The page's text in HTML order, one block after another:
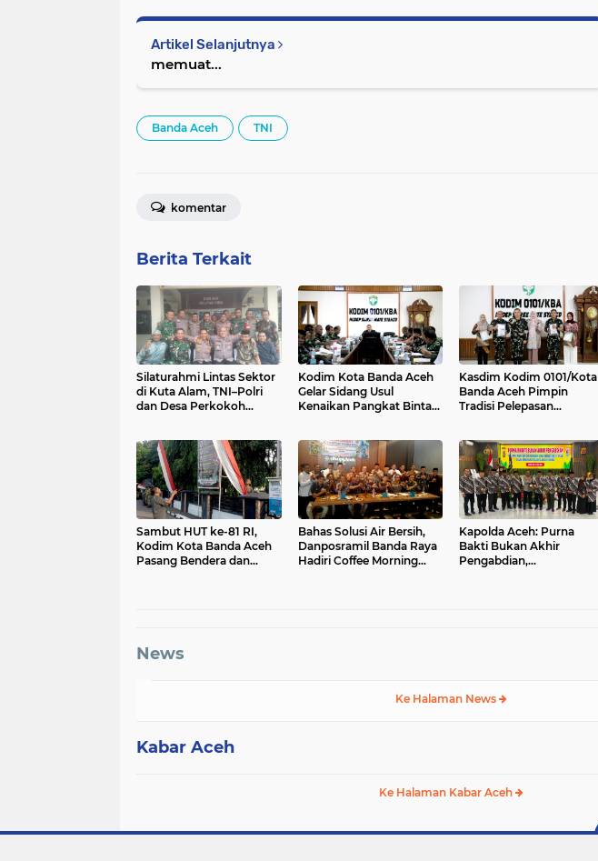
Artikel Selanjutnya
memuat...
Banda Aceh TNI
komentar
Berita Terkait
Silaturahmi Lintas Sektor
di Kuta Alam, TNI–Polri
dan Desa Perkokoh
Kodim Kota Banda Aceh
Gelar Sidang Usul
Kenaikan Pangkat Bintara
Kasdim Kodim 0101/Kota
Banda Aceh Pimpin
Tradisi Pelepasan
Sambut HUT ke-81 RI,
Kodim Kota Banda Aceh
Pasang Bendera dan
Bahas Solusi Air Bersih,
Danposramil Banda Raya
Hadiri Coffee Morning
Kapolda Aceh: Purna
Bakti Bukan Akhir
Pengabdian,
News
Ke Halaman News
Kabar Aceh
Ke Halaman Kabar Aceh